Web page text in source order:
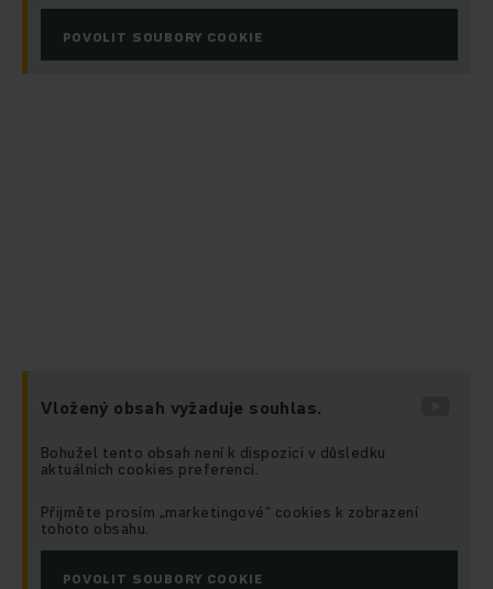
POVOLIT SOUBORY COOKIE
Vložený obsah vyžaduje souhlas.
Bohužel tento obsah není k dispozici v důsledku
aktuálních cookies preferencí.
Přijměte prosím „marketingové“ cookies k zobrazení
tohoto obsahu.
POVOLIT SOUBORY COOKIE